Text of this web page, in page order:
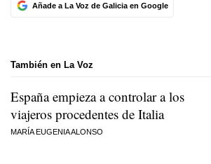
Añade a La Voz de Galicia en Google
También en La Voz
España empieza a controlar a los
viajeros procedentes de Italia
MARÍA EUGENIA ALONSO